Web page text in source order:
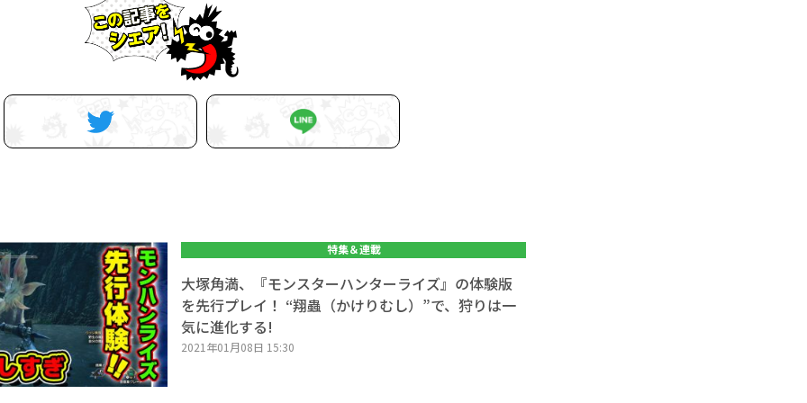
特集＆連載
大塚角満、『モンスターハンターライズ』の体験版
を先行プレイ！ “翔蟲（かけりむし）”で、狩りは一
気に進化する!
2021年01月08日 15:30